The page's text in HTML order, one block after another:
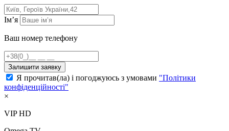
Ім’я
Ваш номер телефону
Залишити заявку
Я прочитав(ла) і погоджуюсь з умовами "Політики
конфіденційності"
×
VIP HD